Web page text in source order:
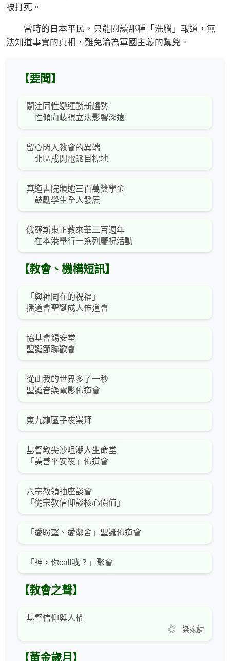
被打死。
當時的日本平民，只能閱讀那種「洗腦」報道，無
法知道事實的真相，難免淪為軍國主義的幫兇。
【要聞】
關注同性戀運動新趨勢
性傾向歧視立法影響深遠
留心閃入教會的異端
北區成閃電派目標地
真道書院頒逾三百萬獎學金
鼓勵學生全人發展
俄羅斯東正教來華三百週年
在本港舉行一系列慶祝活動
【教會、機構短訊】
「與神同在的祝福」
播道會聖誕成人佈道會
協基會錫安堂
聖誕節聯歡會
從此我的世界多了一秒
聖誕音樂電影佈道會
東九龍區子夜崇拜
基督教尖沙咀潮人生命堂
「美善平安夜」佈道會
六宗教領袖座談會
「從宗教信仰談核心價值」
「愛盼望、愛鄰舍」聖誕佈道會
「神，你call我？」聚會
【教會之聲】
基督信仰與人權
◎ 梁家麟
【黃金歲月】